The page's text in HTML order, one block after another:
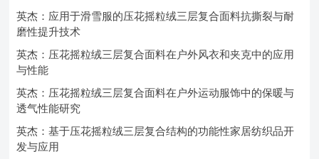
英杰：应用于滑雪服的压花摇粒绒三层复合面料抗撕裂与耐
磨性提升技术
英杰：压花摇粒绒三层复合面料在户外风衣和夹克中的应用
与性能
英杰：压花摇粒绒三层复合面料在户外运动服饰中的保暖与
透气性能研究
英杰：基于压花摇粒绒三层复合结构的功能性家居纺织品开
发与应用